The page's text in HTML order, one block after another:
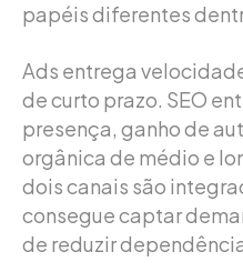
papéis diferentes
Ads entrega
de curto prazo. SEO
presença, ganho de
orgânica de médio e
dois canais são
consegue captar
de reduzir